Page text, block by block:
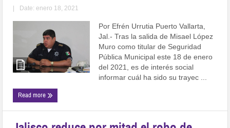
Date: enero 18, 2021
Por Efrén Urrutia Puerto Vallarta,
Jal.- Tras la salida de Misael López
Muro como titular de Seguridad
Pública Municipal este 18 de enero
del 2021, es de interés social
informar cuál ha sido su trayec ...
Read more